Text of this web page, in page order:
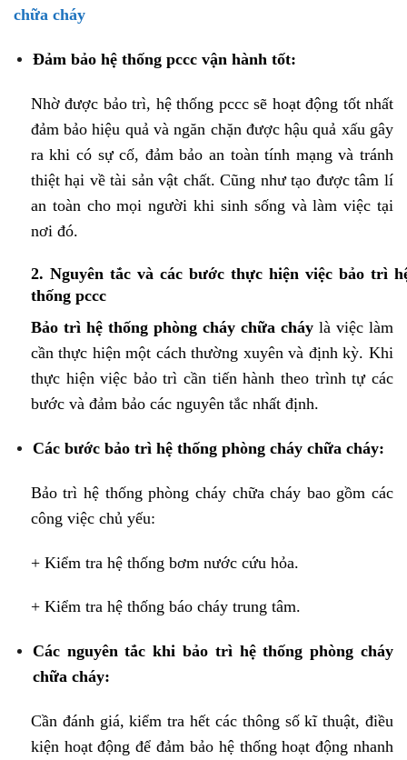
chữa cháy
Đảm bảo hệ thống pccc vận hành tốt:
Nhờ được bảo trì, hệ thống pccc sẽ hoạt động tốt nhất
đảm bảo hiệu quả và ngăn chặn được hậu quả xấu gây
ra khi có sự cố, đảm bảo an toàn tính mạng và tránh
thiệt hại về tài sản vật chất. Cũng như tạo được tâm lí
an toàn cho mọi người khi sinh sống và làm việc tại
nơi đó.
2. Nguyên tắc và các bước thực hiện việc bảo trì
thống pccc
Bảo trì hệ thống phòng cháy chữa cháylà việc làm
cần thực hiện một cách thường xuyên và định kỳ. Khi
thực hiện việc bảo trì cần tiến hành theo trình tự các
bước và đảm bảo các nguyên tắc nhất định.
Các bước bảo trì hệ thống phòng cháy chữa cháy:
Bảo trì hệ thống phòng cháy chữa cháy bao gồm các
công việc chủ yếu:
+ Kiểm tra hệ thống bơm nước cứu hỏa.
+ Kiểm tra hệ thống báo cháy trung tâm.
Các nguyên tắc khi bảo trì hệ thống phòng cháy
chữa cháy:
Cần đánh giá, kiểm tra hết các thông số kĩ thuật, điều
kiện hoạt động để đảm bảo hệ thống hoạt động nhanh